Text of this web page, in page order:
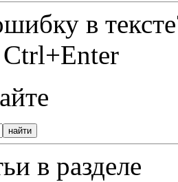
в
в разделе